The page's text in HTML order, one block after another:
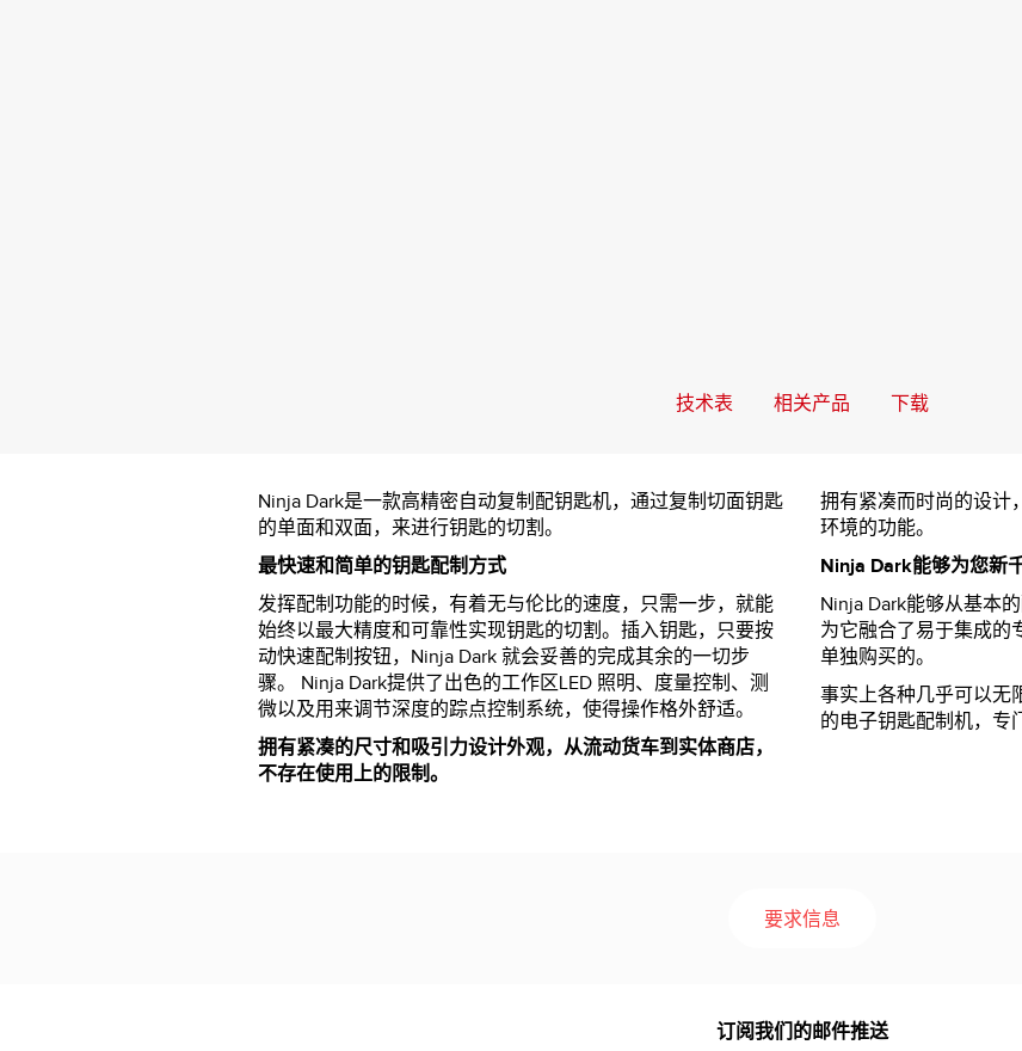
技术表 相关产品 下载
Ninja Dark是一款高精密自动复制配钥匙机，通过复制切面钥匙
的单面和双面，来进行钥匙的切割。
最快速和简单的钥匙配制方式
发挥配制功能的时候，有着无与伦比的速度，只需一步，就能
始终以最大精度和可靠性实现钥匙的切割。插入钥匙，只要按
动快速配制按钮，Ninja Dark 就会妥善的完成其余的一切步
骤。 Ninja Dark提供了出色的工作区LED 照明、度量控制、测
微以及用来调节深度的踪点控制系统，使得操作格外舒适。
拥有紧凑的尺寸和吸引力设计外观，从流动货车到实体商店，
不存在使用上的限制。
拥有紧凑而时尚的设计
环境的功能。
Ninja Dark能够为您新
Ninja Dark能够从基本
为它融合了易于集成的
单独购买的。
事实上各种几乎可以无
的电子钥匙配制机，专
要求信息
订阅我们的邮件推送